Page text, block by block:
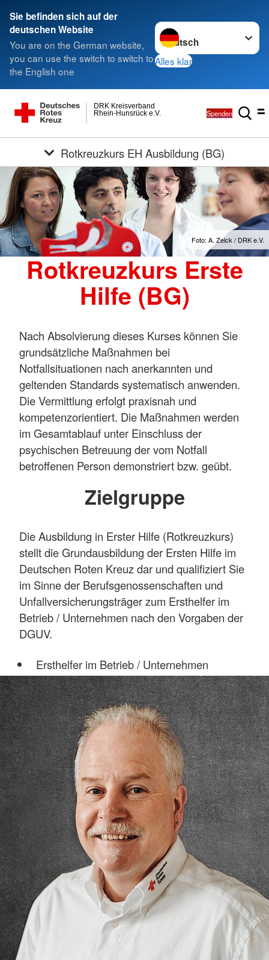
Sie befinden sich auf der
deutschen Website
You are on the German website,
you can use the switch to switch to
the English one
Sprache wechseln zu
Alles klar
Rhein-Hunsrück e.V.
DRK Kreisverband
Spenden
Rotkreuzkurs EH Ausbildung (BG)
Foto: A. Zelck / DRK e.V.
Rotkreuzkurs Erste
Hilfe (BG)
Nach Absolvierung dieses Kurses können Sie
grundsätzliche Maßnahmen bei
Notfallsituationen nach anerkannten und
geltenden Standards systematisch anwenden.
Die Vermittlung erfolgt praxisnah und
kompetenzorientiert. Die Maßnahmen werden
im Gesamtablauf unter Einschluss der
psychischen Betreuung der vom Notfall
betroffenen Person demonstriert bzw. geübt.
Zielgruppe
Die Ausbildung in Erster Hilfe (Rotkreuzkurs)
stellt die Grundausbildung der Ersten Hilfe im
Deutschen Roten Kreuz dar und qualifiziert Sie
im Sinne der Berufsgenossenschaften und
Unfallversicherungsträger zum Ersthelfer im
Betrieb / Unternehmen nach den Vorgaben der
DGUV.
Ersthelfer im Betrieb / Unternehmen